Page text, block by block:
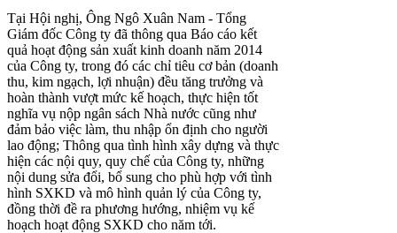
Tại Hội nghị, Ông Ngô Xuân Nam - Tổng
Giám đốc Công ty đã thông qua Báo cáo kết
quả hoạt động sản xuất kinh doanh năm 2014
của Công ty, trong đó các chỉ tiêu cơ bản (doanh
thu, kim ngạch, lợi nhuận) đều tăng trưởng và
hoàn thành vượt mức kế hoạch, thực hiện tốt
nghĩa vụ nộp ngân sách Nhà nước cũng như
đảm bảo việc làm, thu nhập ổn định cho người
lao động; Thông qua tình hình xây dựng và thực
hiện các nội quy, quy chế của Công ty, những
nội dung sửa đổi, bổ sung cho phù hợp với tình
hình SXKD và mô hình quản lý của Công ty,
đồng thời đề ra phương hướng, nhiệm vụ kế
hoạch hoạt động SXKD cho năm tới.